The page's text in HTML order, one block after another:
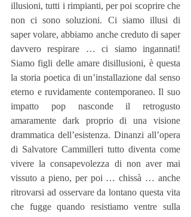
illusioni, tutti i rimpianti, per poi scoprire che
non ci sono soluzioni. Ci siamo illusi di
saper volare, abbiamo anche creduto di saper
davvero respirare … ci siamo ingannati!
Siamo figli delle amare disillusioni, è questa
la storia poetica di un’installazione dal senso
eterno e ruvidamente contemporaneo. Il suo
impatto pop nasconde il retrogusto
amaramente dark proprio di una visione
drammatica dell’esistenza. Dinanzi all’opera
di Salvatore Cammilleri tutto diventa come
vivere la consapevolezza di non aver mai
vissuto a pieno, per poi … chissà … anche
ritrovarsi ad osservare da lontano questa vita
che fugge quando resistiamo ventre sulla